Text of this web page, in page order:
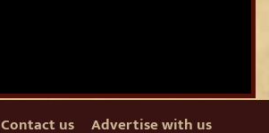
Contact us Advertise with us